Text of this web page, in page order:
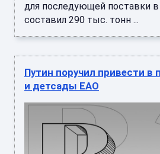
для последующей поставки
составил 290 тыс. тонн ...
Путин поручил привести
и детсады ЕАО